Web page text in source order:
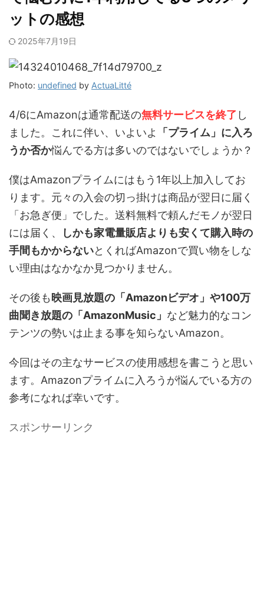
ットの感想
2025年7月19日
Photo: undefined by ActuaLitté
4/6にAmazonは通常配送の無料サービスを終了 し
ました。これに伴い、いよいよ
「プライム」に入ろ
うか否か悩んでる方は多いのではないでしょうか？
僕はAmazonプライムにはもう1年以上加入してお
ります。元々の入会の切っ掛けは商品が翌日に届く
「お急ぎ便」でした。送料無料で頼んだモノが翌日
には届く、
しかも家電量販店よりも安くて購入時の
手間もかからないとくればAmazonで買い物をしな
い理由はなかなか見つかりません。
その後も映画見放題の「Amazonビデオ」や100万
曲聞き放題の「AmazonMusic」 など魅力的なコン
テンツの勢いは止まる事を知らないAmazon。
今回はその主なサービスの使用感想を書こうと思い
ます。Amazonプライムに入ろうが悩んでいる方の
参考になれば幸いです。
スポンサーリンク